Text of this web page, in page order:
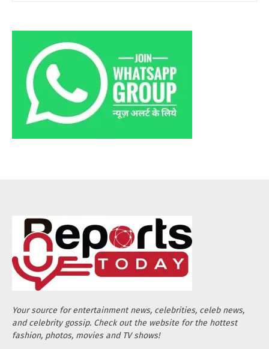
Your source for entertainment news, celebrities, celeb news,
and celebrity gossip. Check out the website for the hottest
fashion, photos, movies and TV shows!